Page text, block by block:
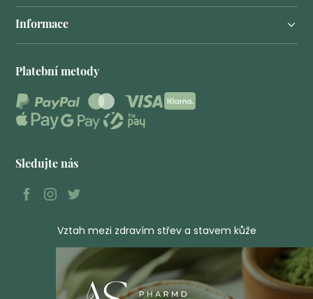
Informace
Platební metody
Sledujte nás
Vztah mezi zdravím střev a stavem kůže